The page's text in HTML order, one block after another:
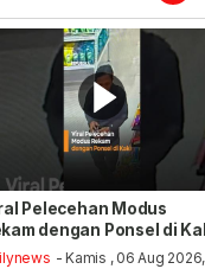
Pelecehan Modus
dengan Ponsel di
- Kamis , 06 Aug 2026,